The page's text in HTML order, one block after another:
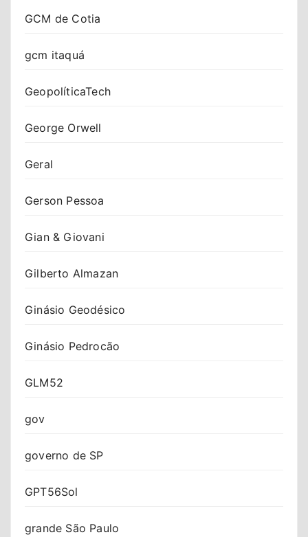
GCM de Cotia
gcm itaquá
GeopolíticaTech
George Orwell
Geral
Gerson Pessoa
Gian & Giovani
Gilberto Almazan
Ginásio Geodésico
Ginásio Pedrocão
GLM52
gov
governo de SP
GPT56Sol
grande São Paulo